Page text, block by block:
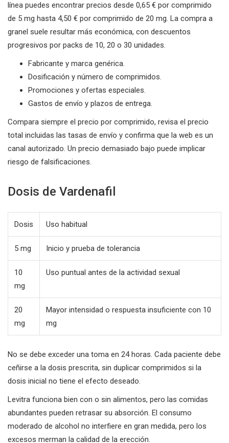
línea puedes encontrar precios desde 0,65 € por comprimido
de 5 mg hasta 4,50 € por comprimido de 20 mg. La compra a
granel suele resultar más económica, con descuentos
progresivos por packs de 10, 20 o 30 unidades.
Fabricante y marca genérica.
Dosificación y número de comprimidos.
Promociones y ofertas especiales.
Gastos de envío y plazos de entrega.
Compara siempre el precio por comprimido, revisa el precio
total incluidas las tasas de envío y confirma que la web es un
canal autorizado. Un precio demasiado bajo puede implicar
riesgo de falsificaciones.
Dosis de Vardenafil
Dosis Uso habitual
5 mg Inicio y prueba de tolerancia
10
mg
Uso puntual antes de la actividad sexual
20
mg
Mayor intensidad o respuesta insuficiente con 10
mg
No se debe exceder una toma en 24 horas. Cada paciente debe
ceñirse a la dosis prescrita, sin duplicar comprimidos si la
dosis inicial no tiene el efecto deseado.
Levitra funciona bien con o sin alimentos, pero las comidas
abundantes pueden retrasar su absorción. El consumo
moderado de alcohol no interfiere en gran medida, pero los
excesos merman la calidad de la erección.